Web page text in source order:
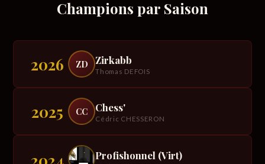
Champions par Saison
2026 ZD Zirkabb
Thomas DEFOIS
2025 CC Chess'
Cédric CHESSERON
2024 Profishonnel (Virt)